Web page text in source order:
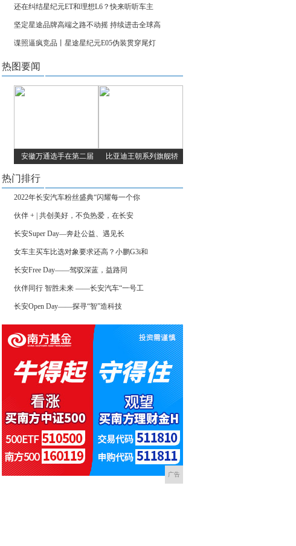
还在纠结星纪元ET和理想L6？快来听听车主
坚定星途品牌高端之路不动摇 持续进击全球高
谍照逼疯竞品丨星途星纪元E05伪装贯穿尾灯
热图要闻
安徽万通选手在第二届 比亚迪王朝系列旗舰轿
热门排行
2022年长安汽车粉丝盛典“闪耀每一个你
伙伴 + | 共创美好，不负热爱，在长安
长安Super Day—奔赴公益、遇见长
女车主买车比选对象要求还高？小鹏G3i和
长安Free Day——驾驭深蓝，益路同
伙伴同行 智胜未来 ——长安汽车“一号工
长安Open Day——探寻“智”造科技
广告